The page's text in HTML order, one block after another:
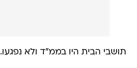
תושבי הבית היו בממ"ד ולא נפגעו.